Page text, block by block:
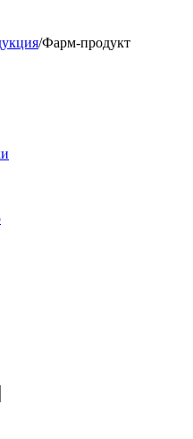
/Фарм-продукт